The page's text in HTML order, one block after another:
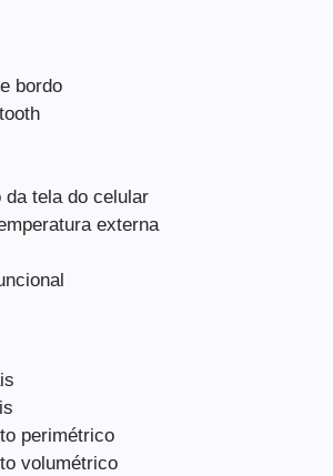
bordo
da tela do celular
externa
perimétrico
volumétrico